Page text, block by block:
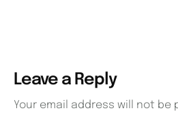
Leave a Reply
Your email address will not be